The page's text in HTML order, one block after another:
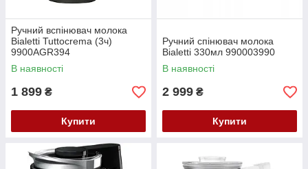
Ручний вспінювач молока
Bialetti Tuttocrema (3ч)
9900AGR394
В наявності
1 899 ₴
Купити
Ручний спінювач молока
Bialetti 330мл 990003990
В наявності
2 999 ₴
Купити